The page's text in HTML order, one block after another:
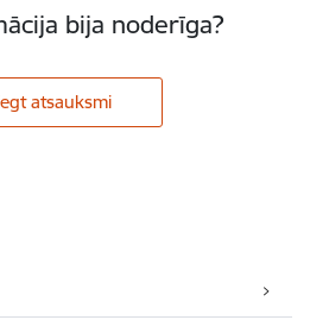
bija noderīga?
atsauksmi